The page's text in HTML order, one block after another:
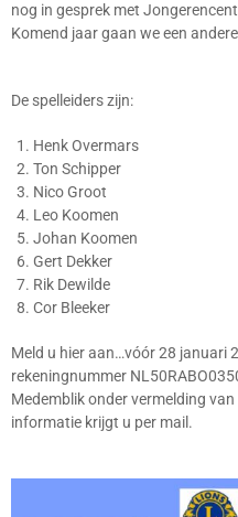
nog in gesprek met
Komend jaar gaan we een
De spelleiders zijn:
Henk Overmars
Ton Schipper
Nico Groot
Leo Koomen
Johan Koomen
Gert Dekker
Rik Dewilde
Cor Bleeker
Meld u hier aan…vóór 28 januari
rekeningnummer
Medemblik onder vermelding van
informatie krijgt u per mail.